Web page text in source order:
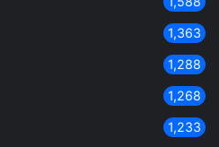
1,363
1,288
1,268
1,233